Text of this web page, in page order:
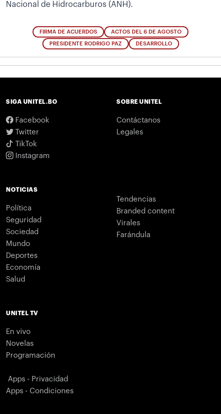
Nacional de Hidrocarburos (ANH).
FIRMA DE ACUERDOS ACTOS DEL 6 DE AGOSTO
PRESIDENTE RODRIGO PAZ DESARROLLO
SIGA UNITEL.BO
Facebook
Twitter
TikTok
Instagram
SOBRE UNITEL
Contáctanos
Legales
NOTICIAS
Política
Seguridad
Sociedad
Mundo
Deportes
Economía
Salud
Tendencias
Branded content
Virales
Farándula
UNITEL TV
En vivo
Novelas
Programación
Apps - Privacidad
Apps - Condiciones